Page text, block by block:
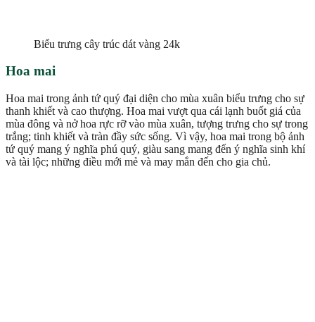
Biểu trưng cây trúc dát vàng 24k
Hoa mai
Hoa mai trong ảnh tứ quý đại diện cho mùa xuân biểu trưng cho sự
thanh khiết và cao thượng. Hoa mai vượt qua cái lạnh buốt giá của
mùa đông và nở hoa rực rỡ vào mùa xuân, tượng trưng cho sự trong
trắng; tinh khiết và tràn đầy sức sống. Vì vậy, hoa mai trong bộ ảnh
tứ quý mang ý nghĩa phú quý, giàu sang mang đến ý nghĩa sinh khí
và tài lộc; những điều mới mẻ và may mắn đến cho gia chủ.